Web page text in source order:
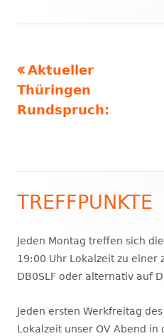
Vorheriger
Beitrag:
Aktueller
Thüringen
Rundspruch:
Haupt-
Seitenleiste
TREFFPUNKTE
Jeden Montag treffen sich
19:00 Uhr Lokalzeit zu einer
DB0SLF oder alternativ auf
Jeden ersten Werkfreitag
Lokalzeit unser OV Abend in